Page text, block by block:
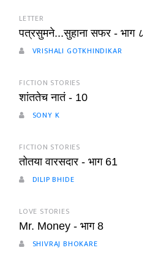
LETTER
पत्रसुमने...सुहाना सफर - भाग ८
VRISHALI GOTKHINDIKAR
FICTION STORIES
शांततेच नातं - 10
SONY K
FICTION STORIES
तोतया वारसदार - भाग 61
DILIP BHIDE
LOVE STORIES
Mr. Money - भाग 8
SHIVRAJ BHOKARE